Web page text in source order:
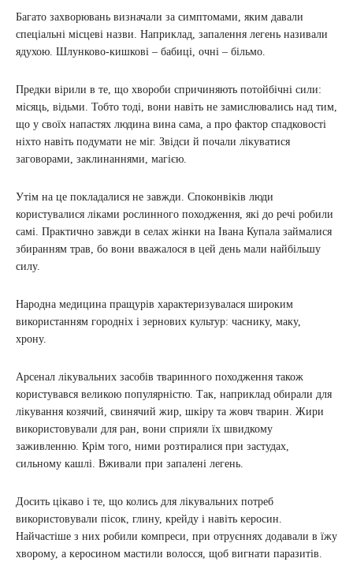
Багато захворювань визначали за симптомами, яким давали
спеціальні місцеві назви. Наприклад, запалення легень називали
ядухою. Шлунково-кишкові – бабиці, очні – більмо.
Предки вірили в те, що хвороби спричиняють потойбічні сили:
місяць, відьми. Тобто тоді, вони навіть не замислювались над тим,
що у своїх напастях людина вина сама, а про фактор спадковості
ніхто навіть подумати не міг. Звідси й почали лікуватися
заговорами, заклинаннями, магією.
Утім на це покладалися не завжди. Споконвіків люди
користувалися ліками рослинного походження, які до речі робили
самі. Практично завжди в селах жінки на Івана Купала займалися
збиранням трав, бо вони вважалося в цей день мали найбільшу
силу.
Народна медицина пращурів характеризувалася широким
використанням городніх і зернових культур: часнику, маку,
хрону.
Арсенал лікувальних засобів тваринного походження також
користувався великою популярністю. Так, наприклад обирали для
лікування козячий, свинячий жир, шкіру та жовч тварин. Жири
використовували для ран, вони сприяли їх швидкому
заживленню. Крім того, ними розтиралися при застудах,
сильному кашлі. Вживали при запалені легень.
Досить цікаво і те, що колись для лікувальних потреб
використовували пісок, глину, крейду і навіть керосин.
Найчастіше з них робили компреси, при отруєннях додавали в їжу
хворому, а керосином мастили волосся, щоб вигнати паразитів.